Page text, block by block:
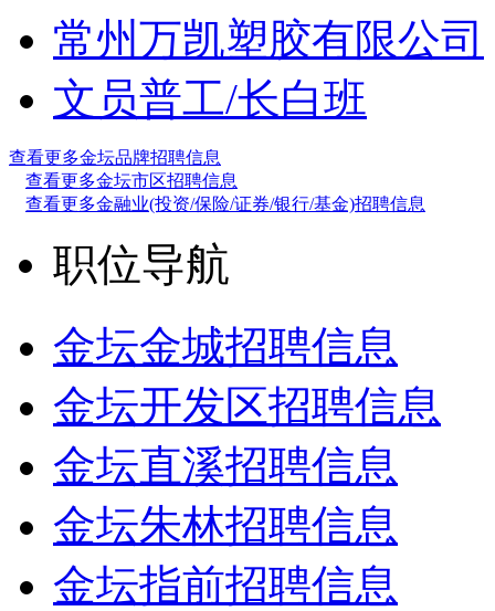
常州万凯塑胶有限公司
文员普工/长白班
查看更多金坛品牌招聘信息
查看更多金坛市区招聘信息
查看更多金融业(投资/保险/证券/银行/基金)招聘信息
职位导航
金坛金城招聘信息
金坛开发区招聘信息
金坛直溪招聘信息
金坛朱林招聘信息
金坛指前招聘信息